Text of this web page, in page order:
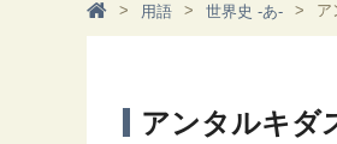
用語 世界史 -あ- ア
アンタルキダ